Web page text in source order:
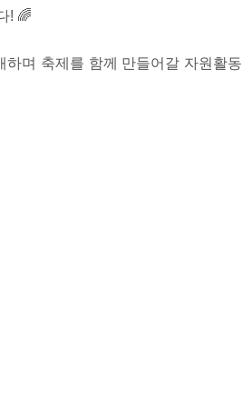
! 🌈
며 축제를 함께 만들어갈 자원활동